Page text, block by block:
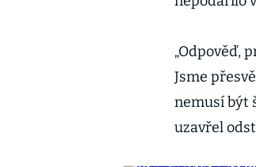
„Odpověď,
Jsme
nemusí být
uzavřel